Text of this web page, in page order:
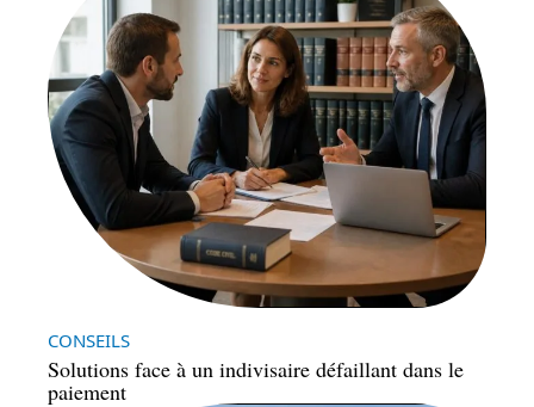
CONSEILS
Solutions face à un indivisaire défaillant dans le
paiement